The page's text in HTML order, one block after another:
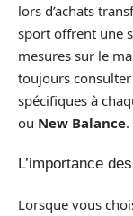
lors d’achats
sport offrent une
mesures sur le
toujours
spécifiques à
ou New Balance.
L’importance
Lorsque vous